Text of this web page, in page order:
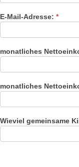
E-Mail-Adresse: *
monatliches
monatliches
Wieviel gemeinsame